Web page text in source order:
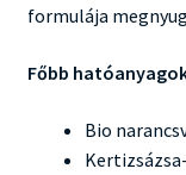
formulája
Főbb
Bio